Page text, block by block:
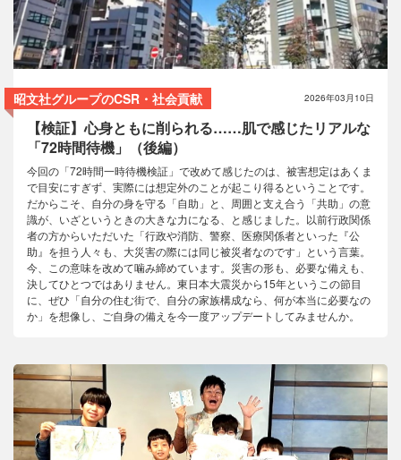
コラム
昭文社グループのCSR・社会貢献 2026年03月10日
【検証】心身ともに削られる……肌で感じたリアルな
「72時間待機」（後編）
今回の「72時間一時待機検証」で改めて感じたのは、被害想定はあくま
で目安にすぎず、実際には想定外のことが起こり得るということです。
だからこそ、自分の身を守る「自助」と、周囲と支え合う「共助」の意
識が、いざというときの大きな力になる、と感じました。以前行政関係
者の方からいただいた「行政や消防、警察、医療関係者といった『公
助』を担う人々も、大災害の際には同じ被災者なのです」という言葉。
今、この意味を改めて噛み締めています。災害の形も、必要な備えも、
決してひとつではありません。東日本大震災から15年というこの節目
に、ぜひ「自分の住む街で、自分の家族構成なら、何が本当に必要なの
か」を想像し、ご自身の備えを今一度アップデートしてみませんか。